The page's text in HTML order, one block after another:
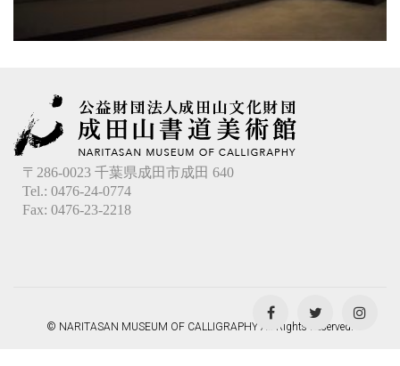
〒286-0023 千葉県成田市成田 640
Tel.: 0476-24-0774
Fax: 0476-23-2218
© NARITASAN MUSEUM OF CALLIGRAPHY All Rights Reserved.